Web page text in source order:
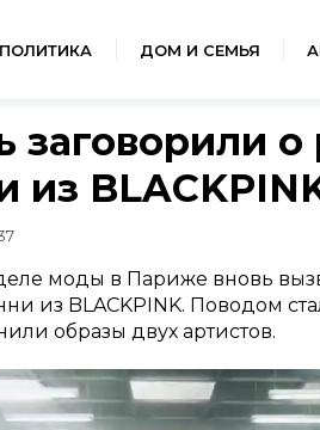
ПОЛИТИКА ДОМ И СЕМЬЯ
заговорили о
из
моды в Париже вновь
из BLACKPINK. Поводом
образы двух артистов.